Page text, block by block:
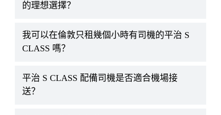
的理想選擇？
我可以在倫敦只租幾個小時有司機的平治 S
CLASS 嗎？
平治 S CLASS 配備司機是否適合機場接
送？